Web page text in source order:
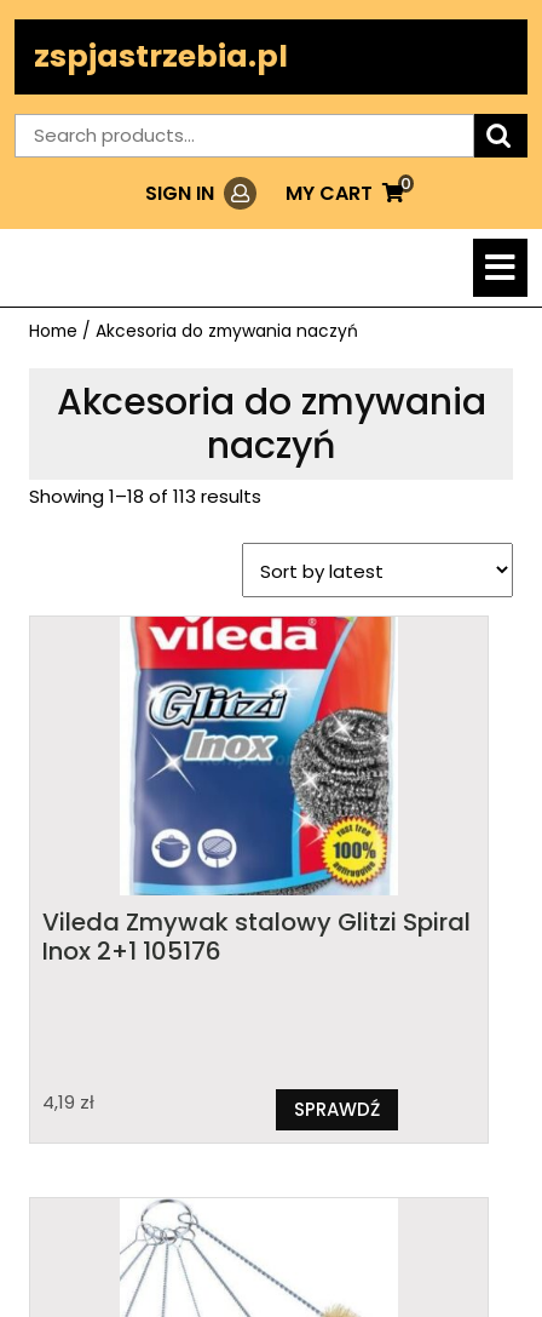
contentzspjastrzebia.pl
Search
for:
SIGN IN LoginMY CART
MY
0
Home / Akcesoria do zmywania naczyń
Akcesoria do zmywania
naczyń
Showing 1–18 of 113 results
Vileda Zmywak stalowy Glitzi Spiral
Inox 2+1 105176
4,19 zł SPRAWDŹ